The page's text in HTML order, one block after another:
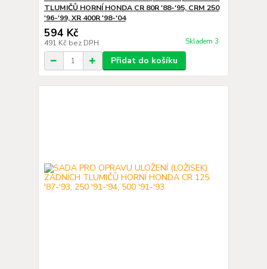
TLUMIČŮ HORNÍ HONDA CR 80R '88-'95, CRM 250
'96-'99, XR 400R '98-'04
594 Kč
491 Kč bez DPH Skladem 3
Přidat do košíku